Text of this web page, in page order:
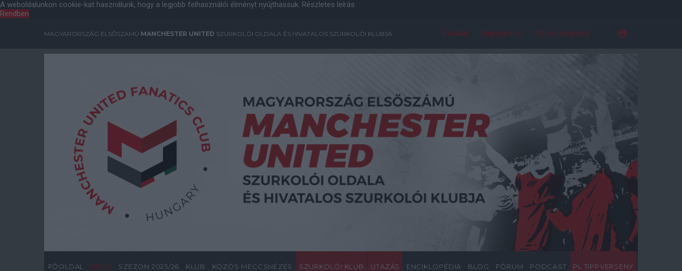
A weboldalunkon cookie-kat használunk, hogy a legjobb felhasználói élményt nyújthassuk. Részletes leírás
Rendben
MAGYARORSZÁG ELSŐSZÁMÚ MANCHESTER UNITED SZURKOLÓI OLDALA ÉS HIVATALOS SZURKOLÓI KLUBJA Főoldal Regisztráció Elfelejtett jelszó
FŐOLDAL HÍREK SZEZON 2025/26 KLUB KÖZÖS MECCSNÉZÉS SZURKOLÓI KLUB UTAZÁS ENCIKLOPÉDIA BLOG FÓRUM PODCAST PL TIPPVERSENY